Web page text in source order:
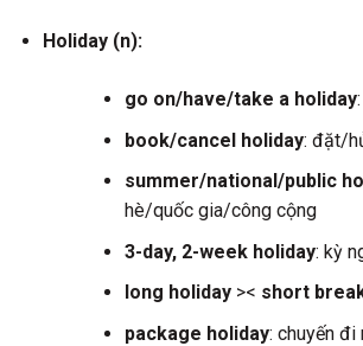
Holiday (n):
go on/have/take a holiday
book/cancel holiday: đặt/
summer/national/public
hè/quốc gia/công cộng
3-day, 2-week holiday: kỳ
long holiday>< short
package holiday: chuyến đi